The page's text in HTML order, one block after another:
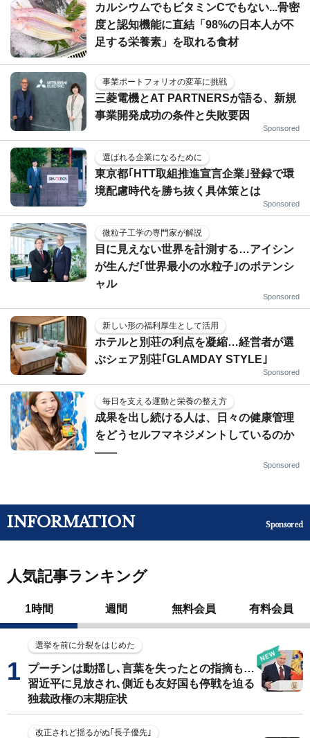
カルシウムでもビタミンCでもない...骨密
度と認知機能に直結「98%の日本人が不
足する栄養素」を取れる食材
事業ポートフォリオの変革に挑戦
三菱電機とAT PARTNERSが語る、新規
事業開発成功の条件と失敗要因
Sponsored
選ばれる企業になるために
東京都｢HTT取組推進宣言企業｣登録で環
境配慮時代を勝ち抜く具体策とは
Sponsored
微粒子工学の専門家が解説
目に見えない世界を計測する…アイシン
が生んだ｢世界最小の水粒子｣のポテンシ
ャル
Sponsored
新しい形の福利厚生として活用
ホテルと別荘の利点を凝縮…経営者が選
ぶシェア別荘｢GLAMDAY STYLE｣
Sponsored
毎日を支える運動と栄養の整え方
成果を出し続ける人は、日々の健康管理
をどうセルフマネジメントしているのか
——
Sponsored
INFORMATION Sponsored
人気記事ランキング
1時間 週間 無料会員 有料会員
選挙を前に分裂をはじめた
プーチンは動揺し､言葉を失ったとの指摘も…
習近平に見放され､側近も友好国も停戦を迫る
独裁政権の末期症状
改正されど揺るがぬ｢長子優先｣